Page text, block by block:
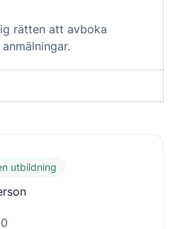
rätten att avboka
utbildning